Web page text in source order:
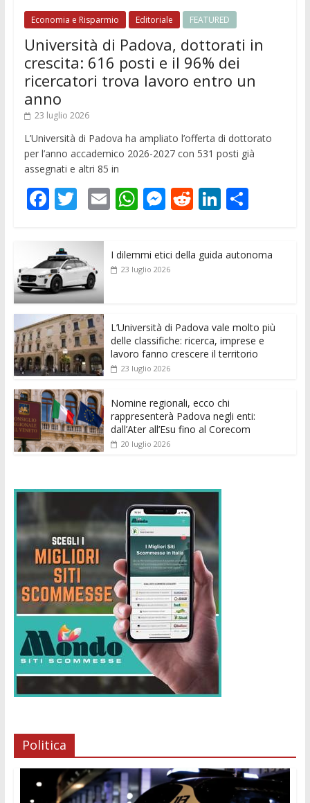
Economia e Risparmio Editoriale FEATURED
Università di Padova, dottorati in
crescita: 616 posti e il 96% dei
ricercatori trova lavoro entro un
anno
23 luglio 2026
L’Università di Padova ha ampliato l’offerta di dottorato
per l’anno accademico 2026-2027 con 531 posti già
assegnati e altri 85 in
F
e
b
o
o
k
T
itt
er
E
ai
l
W
s
p
M
ss
e
er
R
di
Li
e
C
di
I dilemmi etici della guida autonoma
23 luglio 2026
L’Università di Padova vale molto più
delle classifiche: ricerca, imprese e
lavoro fanno crescere il territorio
23 luglio 2026
Nomine regionali, ecco chi
rappresenterà Padova negli enti:
dall’Ater all’Esu fino al Corecom
20 luglio 2026
Politica